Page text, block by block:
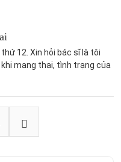
12. Xin hỏi bác sĩ là tôi
mang thai, tình trạng của